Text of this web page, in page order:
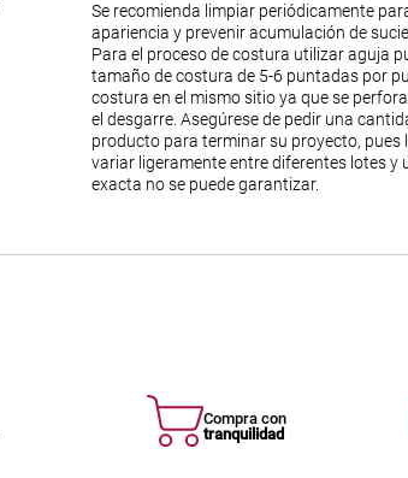
Se recomienda limpiar periódicamente
apariencia y prevenir acumulación de
Para el proceso de costura utilizar aguja
tamaño de costura de 5-6 puntadas por
costura en el mismo sitio ya que se
el desgarre. Asegúrese de pedir una
producto para terminar su proyecto, pues
variar ligeramente entre diferentes lotes y
exacta no se puede garantizar.
Compra con
tranquilidad